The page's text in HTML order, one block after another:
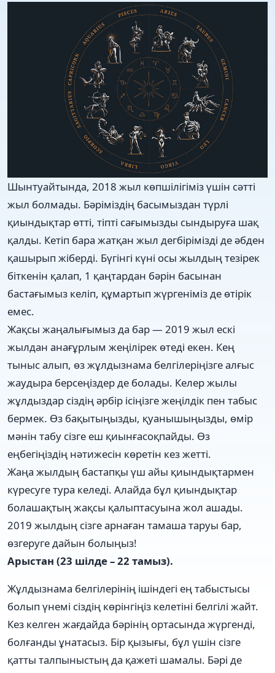
Шынтуайтында, 2018 жыл көпшілігіміз үшін сәтті
жыл болмады. Бәріміздің басымыздан түрлі
қиындықтар өтті, тіпті сағымызды сындыруға шақ
қалды. Кетіп бара жатқан жыл дегбірімізді де әбден
қашырып жіберді. Бүгінгі күні осы жылдың тезірек
біткенін қалап, 1 қаңтардан бәрін басынан
бастағымыз келіп, құмартып жүргеніміз де өтірік
емес.
Жақсы жаңалығымыз да бар — 2019 жыл ескі
жылдан анағұрлым жеңілірек өтеді екен. Кең
тыныс алып, өз жұлдызнама белгілеріңізге алғыс
жаудыра берсеңіздер де болады. Келер жылы
жұлдыздар сіздің әрбір ісіңізге жеңілдік пен табыс
бермек. Өз бақытыңызды, қуанышыңызды, өмір
мәнін табу сізге еш қиынғасоқпайды. Өз
еңбегіңіздің нәтижесін көретін кез жетті.
Жаңа жылдың бастапқы үш айы қиындықтармен
күресуге тура келеді. Алайда бұл қиындықтар
болашақтың жақсы қалыптасуына жол ашады.
2019 жылдың сізге арнаған тамаша таруы бар,
өзгеруге дайын болыңыз!
Арыстан (23 шілде – 22 тамыз).
Жұлдызнама белгілерінің ішіндегі ең табыстысы
болып үнемі сіздің көрінгіңіз келетіні белгілі жайт.
Кез келген жағдайда бәрінің ортасында жүргенді,
болғанды ұнатасыз. Бір қызығы, бұл үшін сізге
қатты талпыныстың да қажеті шамалы. Бәрі де